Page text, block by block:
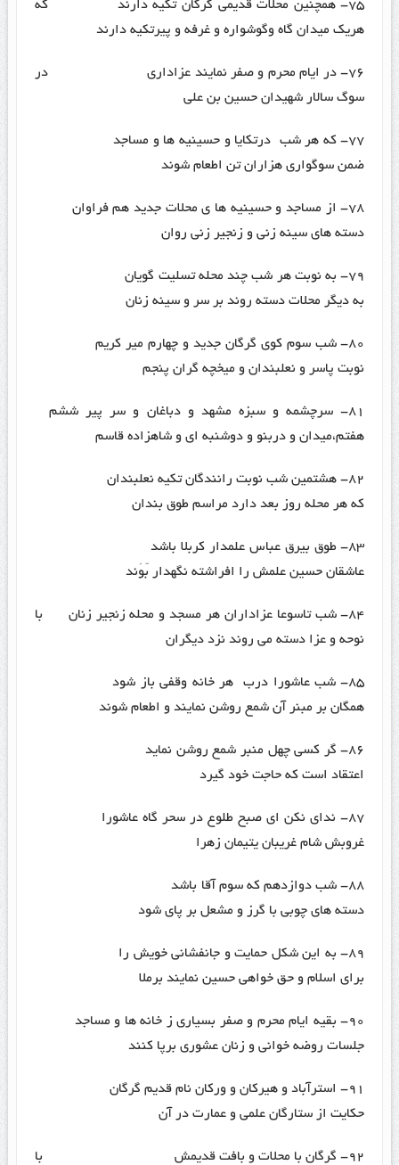
۷۵- همچنین محلات قدیمی گرگان تکیه دارند که
هریک میدان گاه وگوشواره و غرفه و پیرتکیه دارند
۷۶- در ایام محرم و صفر نمایند عزاداری در
سوگ سالار شهیدان حسین بن علی
۷۷- که هر شب درتکایا و حسینیه ها و مساجد
ضمن سوگواری هزاران تن اطعام شوند
۷۸- از مساجد و حسینیه ها ی محلات جدید هم فراوان
دسته های سینه زنی و زنجیر زنی روان
۷۹- به نوبت هر شب چند محله تسلیت گویان
به دیگر محلات دسته روند بر سر و سینه زنان
۸۰- شب سوم کوی گرگان جدید و چهارم میر کریم
نوبت پاسر و نعلبندان و میخچه گران پنجم
۸۱- سرچشمه و سبزه مشهد و دباغان و سر پیر ششم
هفتم،میدان و دربنو و دوشنبه ای و شاهزاده قاسم
۸۲- هشتمین شب نوبت رانندگان تکیه نعلبندان
که هر محله روز بعد دارد مراسم طوق بندان
۸۳- طوق بیرق عباس علمدار کربلا باشد
عاشقان حسین علمش را افراشته نگهدار بّوَند
۸۴- شب تاسوعا عزاداران هر مسجد و محله زنجیر زنان با
نوحه و عزا دسته می روند نزد دیگران
۸۵- شب عاشورا درب هر خانه وقفی باز شود
همگان بر مبنر آن شمع روشن نمایند و اطعام شوند
۸۶- گر کسی چهل منبر شمع روشن نماید
اعتقاد است که حاجت خود گیرد
۸۷- ندای نکن ای صبح طلوع در سحر گاه عاشورا
غروبش شام غریبان یتیمان زهرا
۸۸- شب دوازدهم که سوم آقا باشد
دسته های چوبی با گرز و مشعل بر پای شود
۸۹- به این شکل حمایت و جانفشانی خویش را
برای اسلام و حق خواهی حسین نمایند برملا
۹۰- بقیه ایام محرم و صفر بسیاری ز خانه ها و مساجد
جلسات روضه خوانی و زنان عشوری برپا کنند
۹۱- استرآباد و هیرکان و ورکان نام قدیم گرگان
حکایت از ستارگان علمی و عمارت در آن
۹۲- گرگان با محلات و بافت قدیمش با